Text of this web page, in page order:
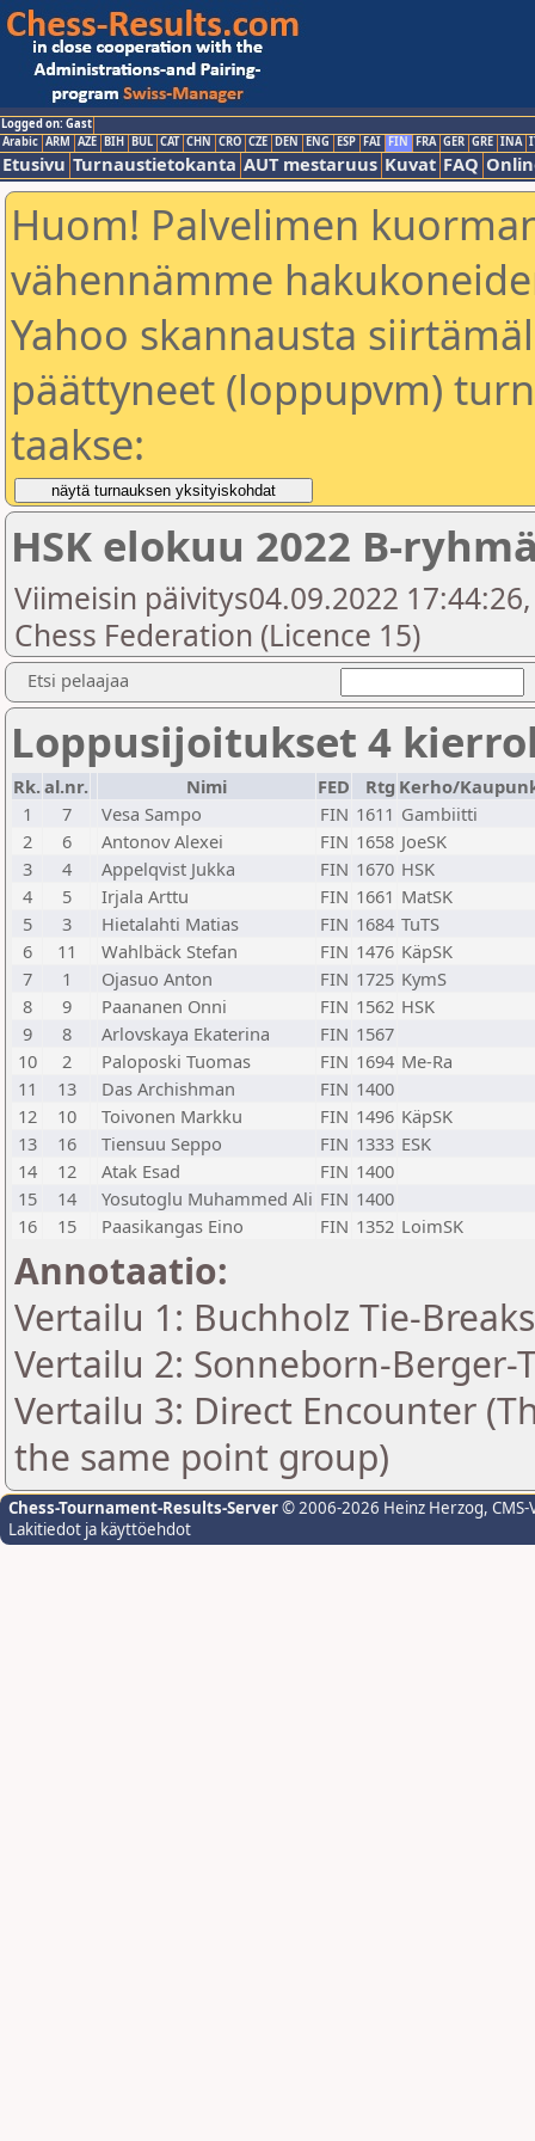
Logged on: Gast
Arabic ARM AZE BIH BUL CAT CHN CRO CZE DEN ENG ESP FAI FIN FRA GER GRE INA
Etusivu Turnaustietokanta AUT mestaruus Kuvat FAQ
Huom! Palvelimen
vähennämme
Yahoo skannausta
päättyneet (loppupvm)
taakse:
HSK elokuu 2022 B-
Viimeisin päivitys04.09.2022
Chess Federation (Licence 15)
Etsi pelaajaa
Loppusijoitukset 4
Rk.al.nr. Nimi FED Rtg Kerho/
1
7 Vesa Sampo FIN 1611 Gambiitti
2
6 Antonov Alexei FIN 1658 JoeSK
3
4 Appelqvist Jukka FIN 1670 HSK
4
5 Irjala Arttu FIN 1661 MatSK
5
3 Hietalahti Matias FIN 1684 TuTS
6
11 Wahlbäck Stefan FIN 1476 KäpSK
7
1 Ojasuo Anton FIN 1725 KymS
8
9 Paananen Onni FIN 1562 HSK
9
8 Arlovskaya Ekaterina FIN 1567
10
2 Paloposki Tuomas FIN 1694 Me-Ra
11
13 Das Archishman FIN 1400
12
10 Toivonen Markku FIN 1496 KäpSK
13
16 Tiensuu Seppo FIN 1333 ESK
14
12 Atak Esad FIN 1400
15
14 Yosutoglu Muhammed Ali FIN 1400
16
15 Paasikangas Eino FIN 1352 LoimSK
Annotaatio:
Vertailu 1: Buchholz Tie-
Vertailu 2: Sonneborn-Berger-
Vertailu 3: Direct Encounter
the same point group)
Chess-Tournament-Results-Server© 2006-2026 Heinz Herzog,
Lakitiedot ja käyttöehdot